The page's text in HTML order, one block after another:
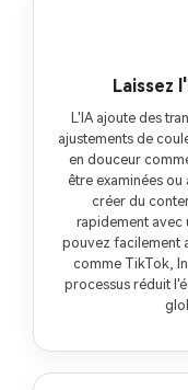
Laissez
L'IA ajoute des
ajustements de
en douceur
être examinées ou
créer du
rapidement avec
pouvez facilement
comme TikTok,
processus réduit